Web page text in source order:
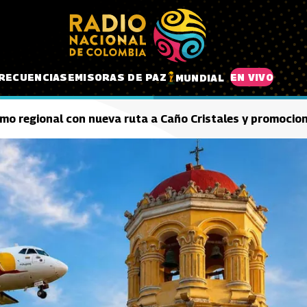
EMISORAS DE PAZ MUNDIAL EN VIVO
regional con nueva ruta a Caño Cristales y